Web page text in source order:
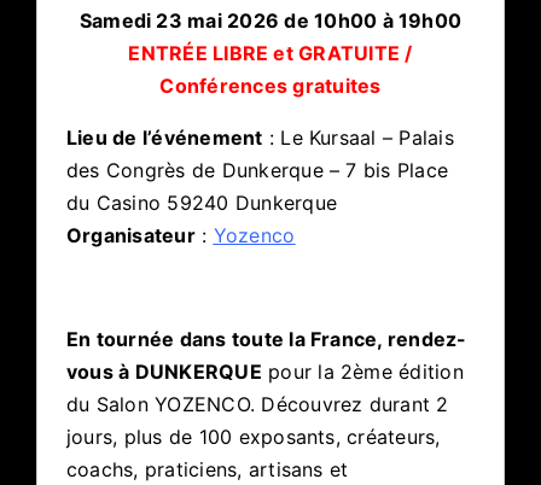
Samedi 23 mai 2026 de 10h00 à 19h00
ENTRÉE LIBRE et GRATUITE /
Conférences gratuites
Lieu de l’événement : Le Kursaal – Palais
des Congrès de Dunkerque – 7 bis Place
du Casino 59240 Dunkerque
Organisateur: Yozenco
En tournée dans toute la France, rendez-
vous à DUNKERQUE pour la 2ème édition
du Salon YOZENCO. Découvrez durant 2
jours, plus de 100 exposants, créateurs,
coachs, praticiens, artisans et